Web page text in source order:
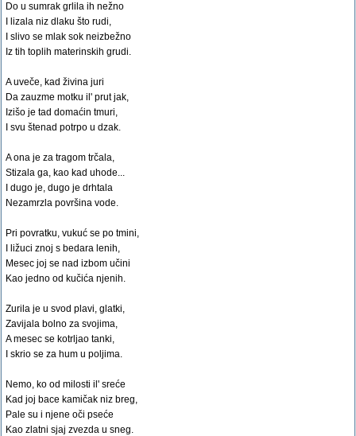
Do u sumrak grlila ih nežno
I lizala niz dlaku što rudi,
I slivo se mlak sok neizbežno
Iz tih toplih materinskih grudi.
A uveče, kad živina juri
Da zauzme motku il' prut jak,
Izišo je tad domaćin tmuri,
I svu štenad potrpo u dzak.
A ona je za tragom trčala,
Stizala ga, kao kad uhode...
I dugo je, dugo je drhtala
Nezamrzla površina vode.
Pri povratku, vukuć se po tmini,
I ližuci znoj s bedara lenih,
Mesec joj se nad izbom učini
Kao jedno od kučića njenih.
Zurila je u svod plavi, glatki,
Zavijala bolno za svojima,
A mesec se kotrljao tanki,
I skrio se za hum u poljima.
Nemo, ko od milosti il' sreće
Kad joj bace kamičak niz breg,
Pale su i njene oči pseće
Kao zlatni sjaj zvezda u sneg.